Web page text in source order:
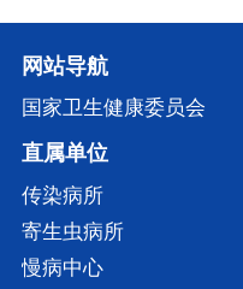
网站导航
国家卫生健康委员会
直属单位
传染病所
寄生虫病所
慢病中心